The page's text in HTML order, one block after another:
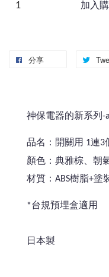
加入
分享
神保電器的新系列-
品名：開關用 1連3
顏色：典雅棕、朝
材質：ABS樹脂+塗
*台規預埋盒適用
日本製